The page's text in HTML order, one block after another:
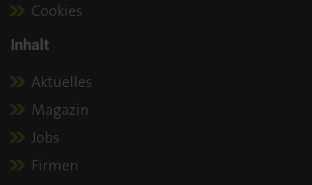
Cookies
Inhalt
Aktuelles
Magazin
Jobs
Firmen